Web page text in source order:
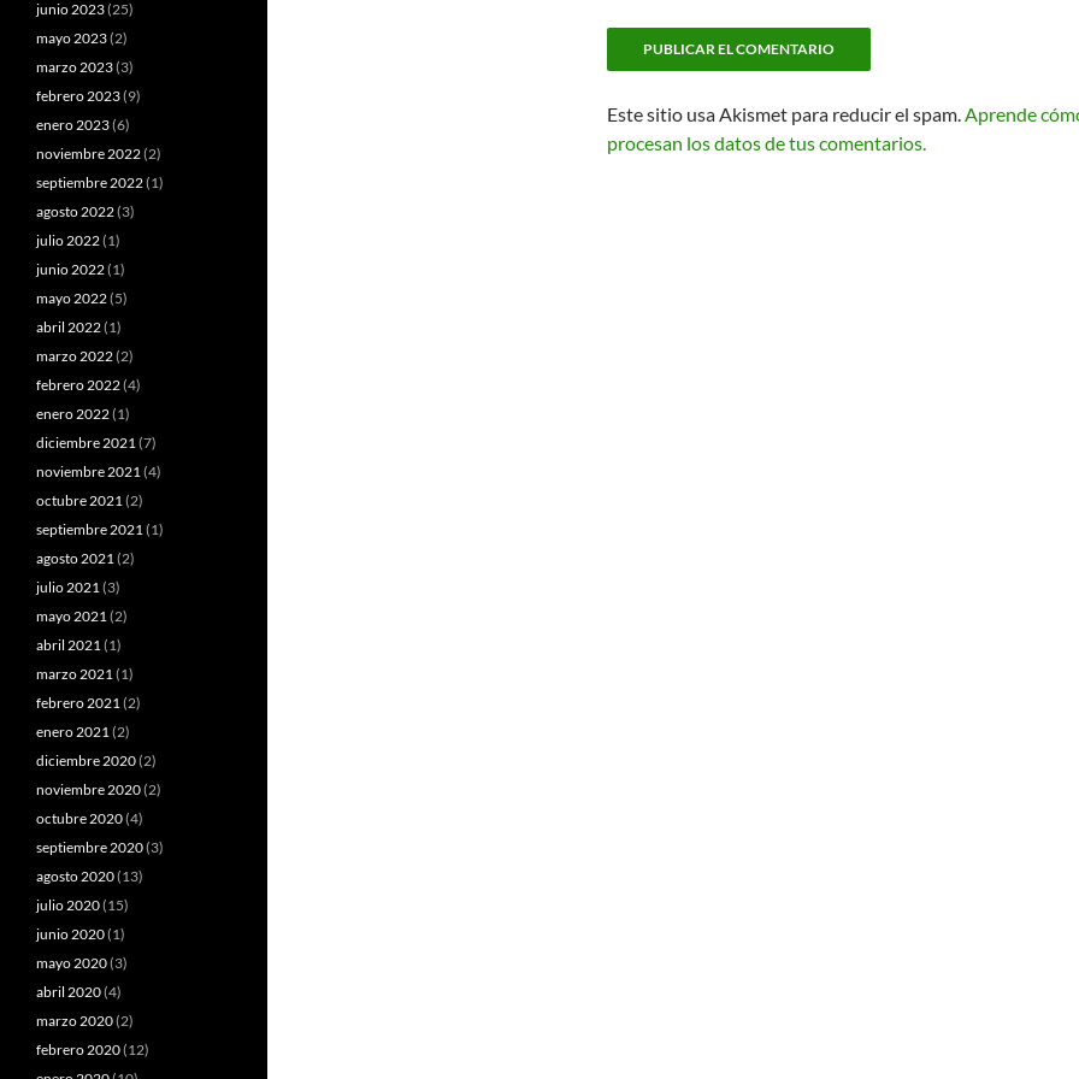
Este sitio usa Akismet para reducir el spam.Aprende
procesan los datos de tus comentarios.
junio 2023(25)
mayo 2023(2)
marzo 2023(3)
febrero 2023(9)
enero 2023(6)
noviembre 2022(2)
septiembre 2022(1)
agosto 2022(3)
julio 2022(1)
junio 2022(1)
mayo 2022(5)
abril 2022(1)
marzo 2022(2)
febrero 2022(4)
enero 2022(1)
diciembre 2021(7)
noviembre 2021(4)
octubre 2021(2)
septiembre 2021(1)
agosto 2021(2)
julio 2021(3)
mayo 2021(2)
abril 2021(1)
marzo 2021(1)
febrero 2021(2)
enero 2021(2)
diciembre 2020(2)
noviembre 2020(2)
octubre 2020(4)
septiembre 2020(3)
agosto 2020(13)
julio 2020(15)
junio 2020(1)
mayo 2020(3)
abril 2020(4)
marzo 2020(2)
febrero 2020(12)